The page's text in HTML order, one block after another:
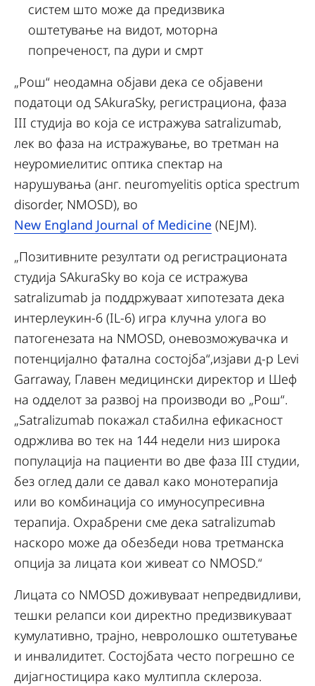
систем што може да предизвика
оштетување на видот, моторна
попреченост, па дури и смрт
„Рош“ неодамна објави дека се објавени
податоци од SAkuraSky, регистрациона, фаза
III студија во која се истражува satralizumab,
лек во фаза на истражување, во третман на
неуромиелитис оптика спектар на
нарушувања (анг. neuromyelitis optica spectrum
disorder, NMOSD), во
New England Journal of Medicine (NEJM).
„Позитивните резултати од регистрационата
студија SAkuraSky во која се истражува
satralizumab ја поддржуваат хипотезата дека
интерлеукин-6 (IL-6) игра клучна улога во
патогенезата на NMOSD, оневозможувачка и
потенцијално фатална состојба“,изјави д-р Levi
Garraway, Главен медицински директор и Шеф
на одделот за развој на производи во „Рош“.
„Satralizumab покажал стабилна ефикасност
одржлива во тек на 144 недели низ широка
популација на пациенти во две фаза III студии,
без оглед дали се давал како монотерапија
или во комбинација со имуносупресивна
терапија. Охрабрени сме дека satralizumab
наскоро може да обезбеди нова третманска
опција за лицата кои живеат со NMOSD.“
Лицата со NMOSD доживуваат непредвидливи,
тешки релапси кои директно предизвикуваат
кумулативно, трајно, невролошко оштетување
и инвалидитет. Состојбата често погрешно се
дијагностицира како мултипла склероза.